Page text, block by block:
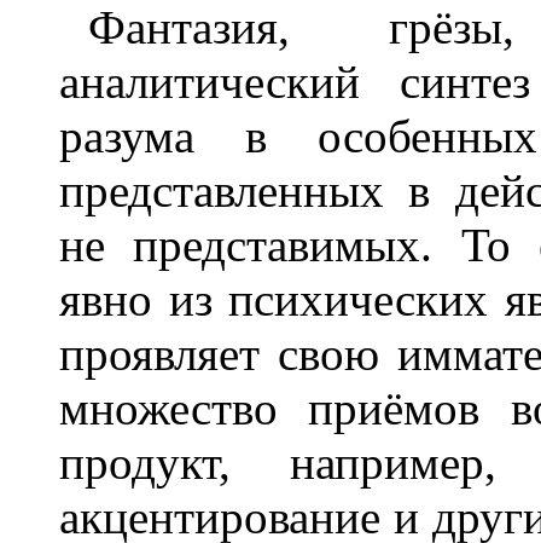
Фантазия,
аналитический
разума в
представленных в
не представимых. То
явно из психических
проявляет свою
множество приёмов
продукт, например,
акцентирование и